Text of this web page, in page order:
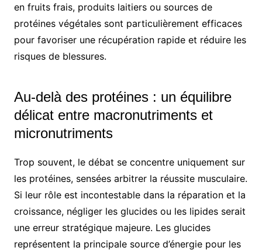
en fruits frais, produits laitiers ou sources de
protéines végétales sont particulièrement efficaces
pour favoriser une récupération rapide et réduire les
risques de blessures.
Au-delà des protéines : un équilibre
délicat entre macronutriments et
micronutriments
Trop souvent, le débat se concentre uniquement sur
les protéines, sensées arbitrer la réussite musculaire.
Si leur rôle est incontestable dans la réparation et la
croissance, négliger les glucides ou les lipides serait
une erreur stratégique majeure. Les glucides
représentent la principale source d’énergie pour les